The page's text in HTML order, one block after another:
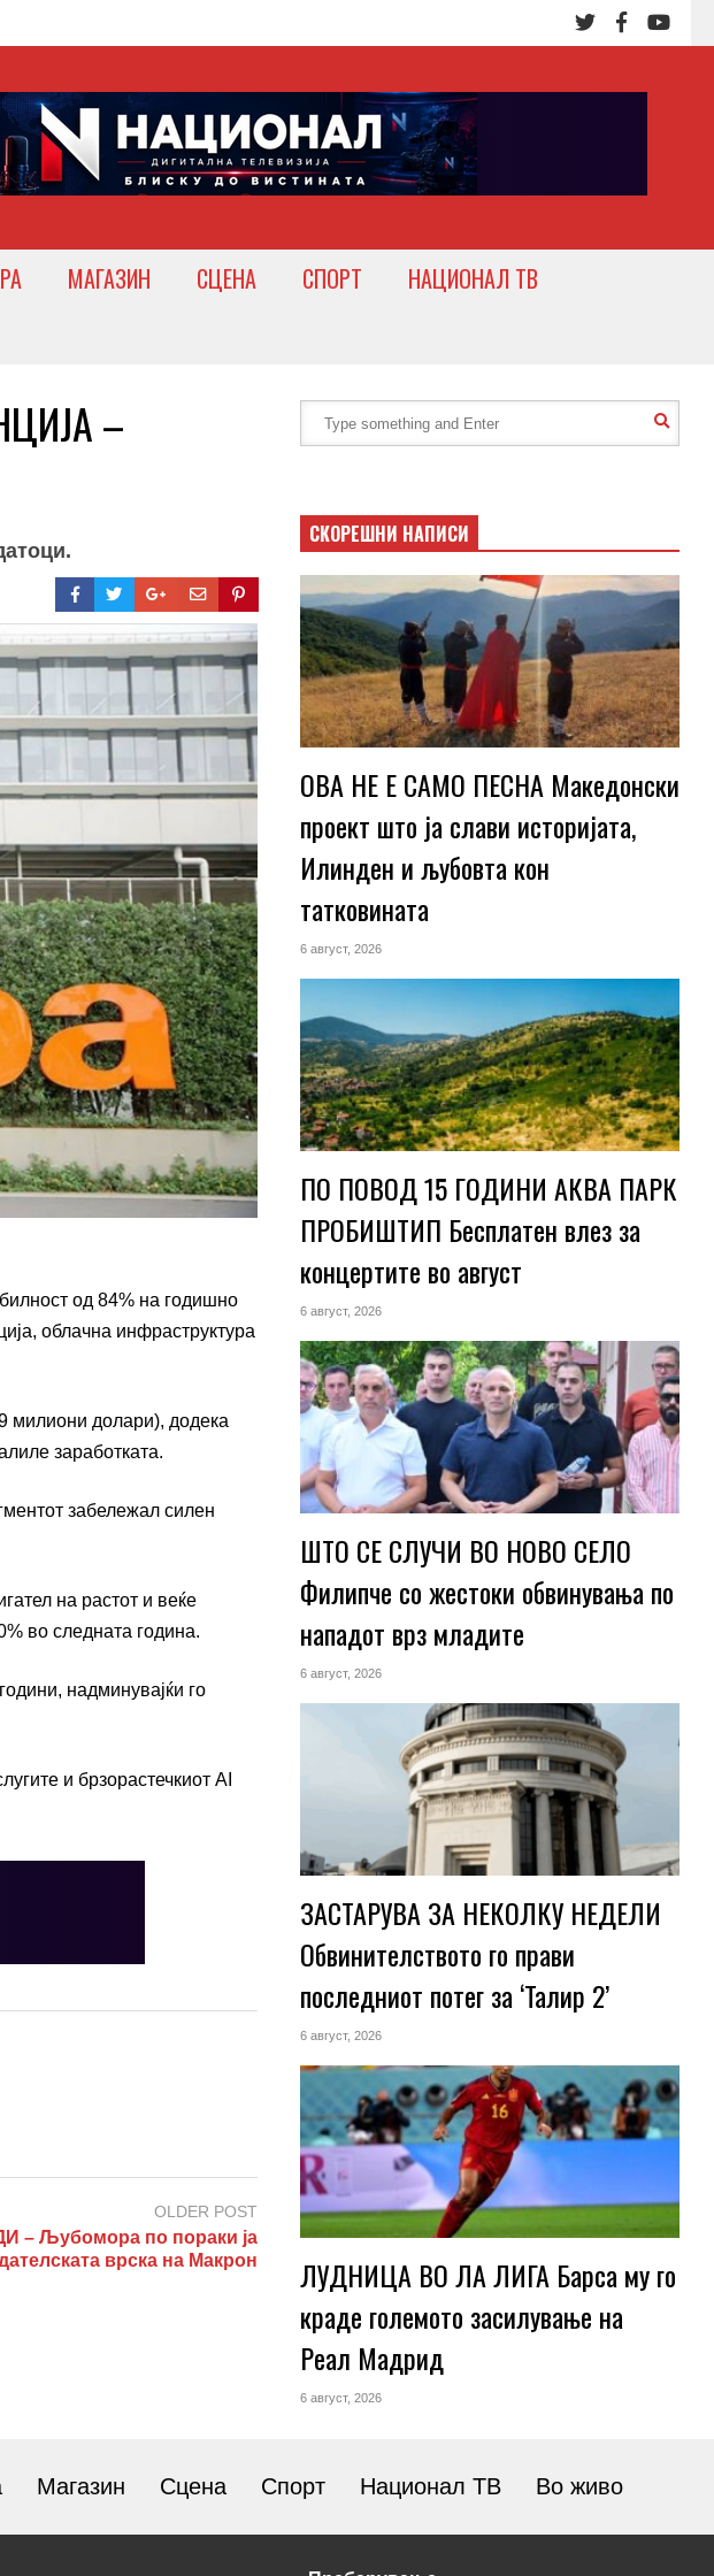
МАГАЗИН СЦЕНА СПОРТ
НАЦИОНАЛ ТВ
–
од 84% на годишно
облачна инфраструктура
милиони долари), додека
заработката.
забележал силен
на растот и веќе
во следната година.
надминувајќи го
и брзорастечкиот AI
OLDER POST
– Љубомора по пораки ја
врска на Макрон
СКОРЕШНИ НАПИСИ
ОВА НЕ Е САМО ПЕСНА Македонски
проект што ја слави историјата,
Илинден и љубовта кон
татковината
6 август, 2026
ПО ПОВОД 15 ГОДИНИ АКВА ПАРК
ПРОБИШТИП Бесплатен влез за
концертите во август
6 август, 2026
ШТО СЕ СЛУЧИ ВО НОВО СЕЛО
Филипче со жестоки обвинувања по
нападот врз младите
6 август, 2026
ЗАСТАРУВА ЗА НЕКОЛКУ НЕДЕЛИ
Обвинителството го прави
последниот потег за ‘Талир 2’
6 август, 2026
ЛУДНИЦА ВО ЛА ЛИГА Барса му го
краде големото засилување на
Реал Мадрид
6 август, 2026
Магазин Сцена Спорт Национал ТВ Во живо